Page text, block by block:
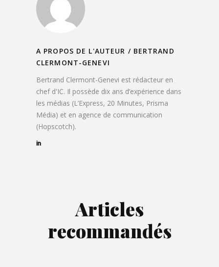
A PROPOS DE L'AUTEUR / BERTRAND
CLERMONT-GENEVI
Bertrand Clermont-Genevi est rédacteur en
chef d'IC. Il possède dix ans d’expérience dans
les médias (L’Express, 20 Minutes, Prisma
Média) et en agence de communication
(Hopscotch).
Articles
recommandés